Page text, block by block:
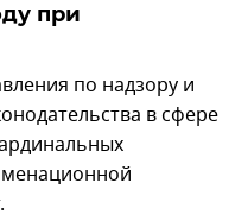
при
по надзору и
в сфере